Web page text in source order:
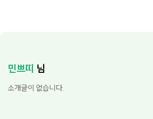
민쁘띠 님
소개글이 없습니다.